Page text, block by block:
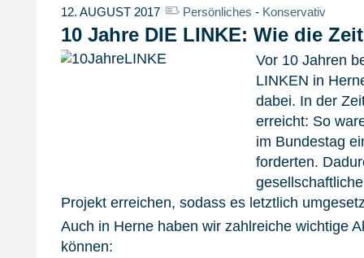
12. AUGUST 2017 Persönliches - Konservativ
10 Jahre DIE LINKE: Wie die
Vor 10 Jahren
LINKEN in
dabei. In der
erreicht: So
im Bundestag
forderten.
Projekt erreichen, sodass es letztlich
Auch in Herne haben wir zahlreiche wichtige
können: